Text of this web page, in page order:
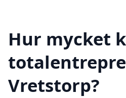
Hur mycket
Vretstorp?